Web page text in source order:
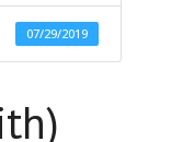
07/29/2019